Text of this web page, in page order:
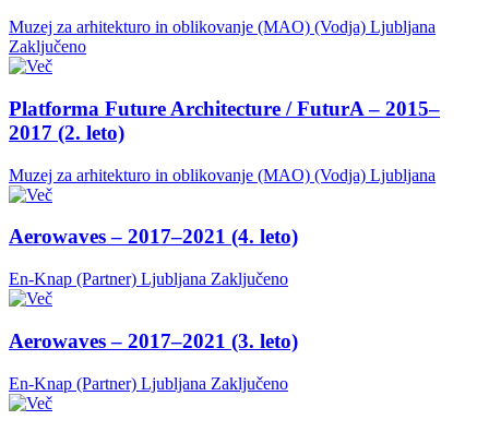
Muzej za arhitekturo in oblikovanje (MAO) (Vodja) Ljubljana
Zaključeno
Platforma Future Architecture / FuturA – 2015–
2017 (2. leto)
Muzej za arhitekturo in oblikovanje (MAO) (Vodja) Ljubljana
Aerowaves – 2017–2021 (4. leto)
En-Knap (Partner) Ljubljana Zaključeno
Aerowaves – 2017–2021 (3. leto)
En-Knap (Partner) Ljubljana Zaključeno